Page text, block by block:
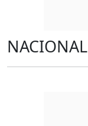
NACIONAL